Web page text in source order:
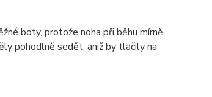
boty, protože noha při běhu mírně
pohodlně sedět, aniž by tlačily na